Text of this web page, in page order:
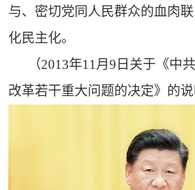
与、密切党同人民群众的血肉
化民主化。
（2013年11月9日关于《中
改革若干重大问题的决定》的说